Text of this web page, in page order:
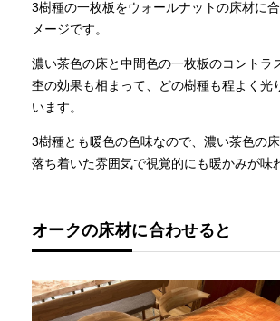
3樹種の一枚板をウォールナットの床材に
メージです。
濃い茶色の床と中間色の一枚板のコントラ
杢の効果も相まって、どの樹種も程よく光
います。
3樹種とも暖色の色味なので、濃い茶色の床
落ち着いた雰囲気で視覚的にも暖かみが味
オークの床材に合わせると